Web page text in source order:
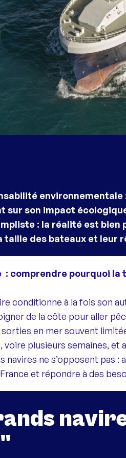
environnementale
son impact
: la réalité est bien
taille des bateaux et leur
: comprendre pourquoi la
conditionne à la fois son
de la côte pour aller
en mer souvent
voire plusieurs semaines, et
navires ne s’opposent pas
et répondre à des